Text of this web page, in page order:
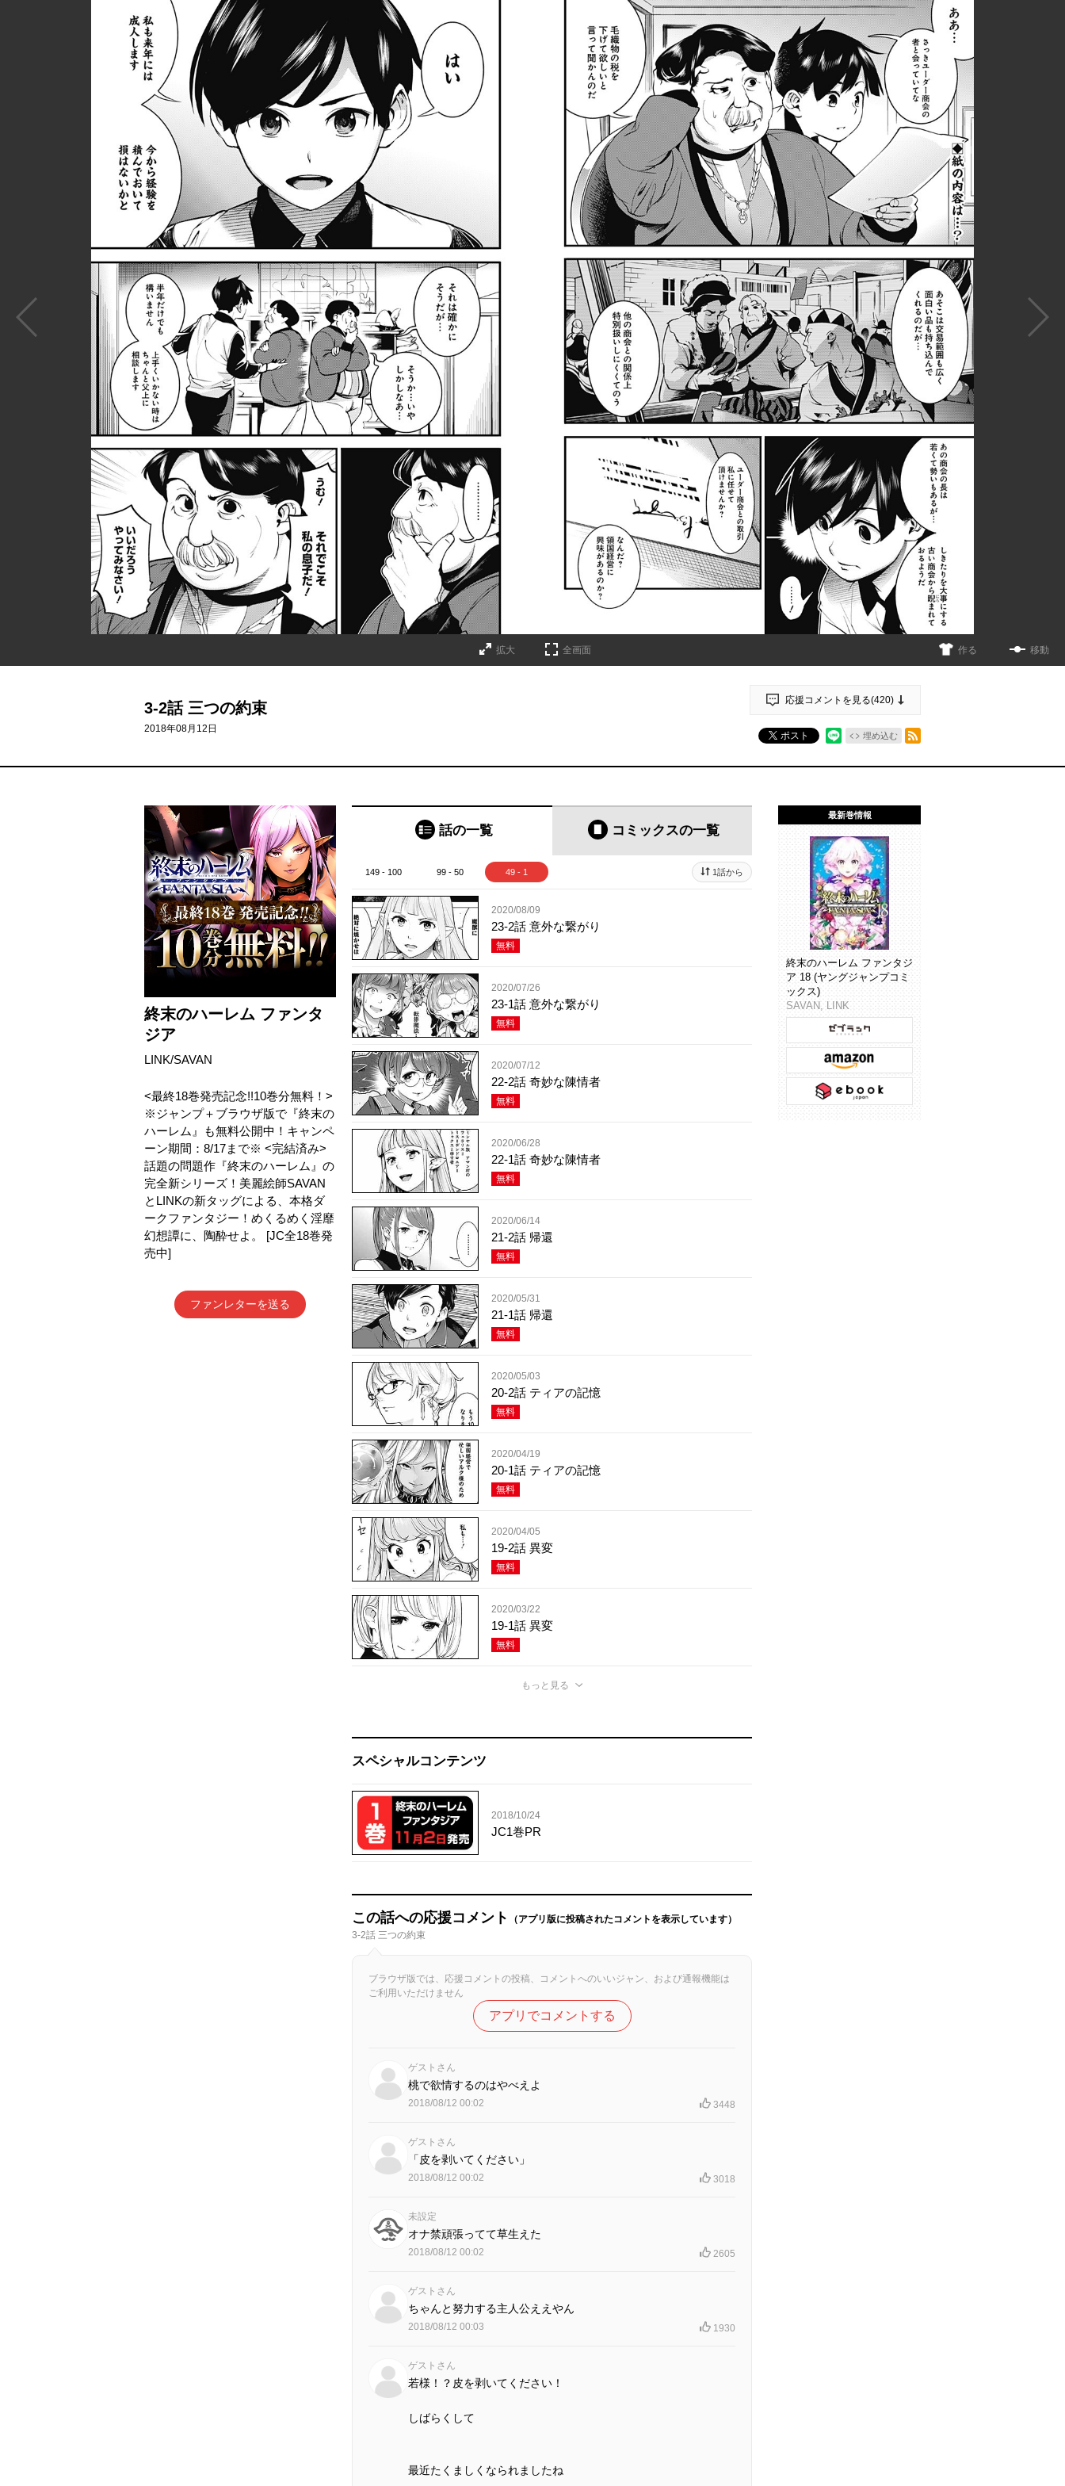
拡大 全画面 作る 移動
3-2話 三つの約束
2018年08月12日
応援コメントを見る(420)
ポスト 埋め込む
終末のハーレム ファンタ
ジア
LINK/SAVAN
<最終18巻発売記念!!10巻分無料！>
※ジャンプ＋ブラウザ版で『終末の
ハーレム』も無料公開中！キャンペ
ーン期間：8/17まで※ <完結済み>
話題の問題作『終末のハーレム』の
完全新シリーズ！美麗絵師SAVAN
とLINKの新タッグによる、本格ダ
ークファンタジー！めくるめく淫靡
幻想譚に、陶酔せよ。 [JC全18巻発
売中]
ファンレターを送る
話の一覧 コミックスの一覧
149 - 100 99 - 50 49 - 1 1話から
2020/08/09
23-2話 意外な繋がり
無料
2020/07/26
23-1話 意外な繋がり
無料
2020/07/12
22-2話 奇妙な陳情者
無料
2020/06/28
22-1話 奇妙な陳情者
無料
2020/06/14
21-2話 帰還
無料
2020/05/31
21-1話 帰還
無料
2020/05/03
20-2話 ティアの記憶
無料
2020/04/19
20-1話 ティアの記憶
無料
2020/04/05
19-2話 異変
無料
2020/03/22
19-1話 異変
無料
もっと見る
スペシャルコンテンツ
2018/10/24
JC1巻PR
この話への応援コメント
（アプリ版に投稿されたコメントを表示しています）
3-2話 三つの約束
ブラウザ版では、応援コメントの投稿、コメントへのいいジャン、および通報機能は
ご利用いただけません
アプリでコメントする
ゲストさん
桃で欲情するのはやべえよ
2018/08/12 00:02 3448
ゲストさん
「皮を剥いてください」
2018/08/12 00:02 3018
未設定
オナ禁頑張ってて草生えた
2018/08/12 00:02 2605
ゲストさん
ちゃんと努力する主人公ええやん
2018/08/12 00:03 1930
ゲストさん
若様！？皮を剥いてください！
しばらくして
最近たくましくなられましたね
最新巻情報
終末のハーレム ファンタジ
ア 18 (ヤングジャンプコミ
ックス)
SAVAN, LINK